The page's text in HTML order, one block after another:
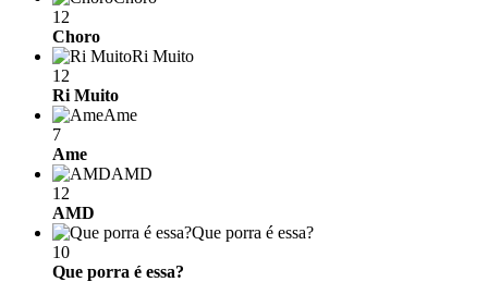
12
Choro
Ri Muito
12
Ri Muito
Ame
7
Ame
AMD
12
AMD
Que porra é essa?
10
Que porra é essa?